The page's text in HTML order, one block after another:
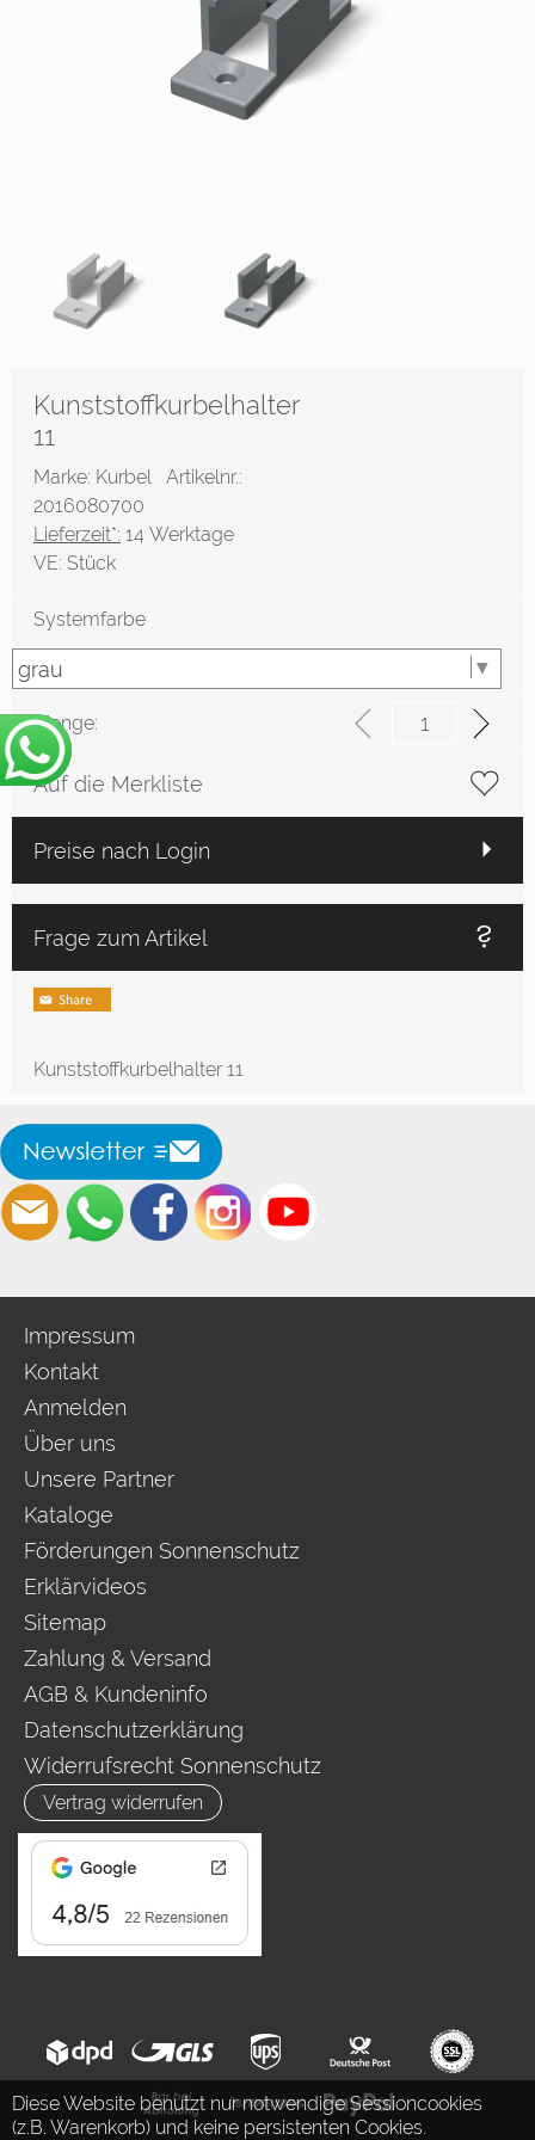
Diese Website benutzt nur notwendige Sessioncookies
(z.B. Warenkorb) und keine persistenten Cookies.
Kunststoffkurbelhalter
11
Marke: Kurbel Artikelnr.:
2016080700
Lieferzeit*: 14 Werktage
VE: Stück
Systemfarbe
Menge:
Auf die Merkliste
Preise nach Login
Frage zum Artikel
Kunststoffkurbelhalter 11
Impressum
Kontakt
Anmelden
Über uns
Unsere Partner
Kataloge
Förderungen Sonnenschutz
Erklärvideos
Sitemap
Zahlung & Versand
AGB & Kundeninfo
Datenschutzerklärung
Widerrufsrecht Sonnenschutz
Vertrag widerrufen